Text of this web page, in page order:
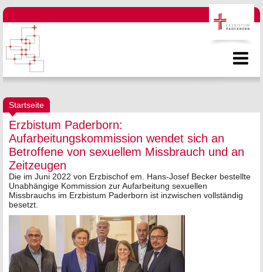
Startseite
Erzbistum Paderborn:
Aufarbeitungskommission wendet sich an
Betroffene von sexuellem Missbrauch und an
Zeitzeugen
Die im Juni 2022 von Erzbischof em. Hans-Josef Becker bestellte
Unabhängige Kommission zur Aufarbeitung sexuellen
Missbrauchs im Erzbistum Paderborn ist inzwischen vollständig
besetzt.